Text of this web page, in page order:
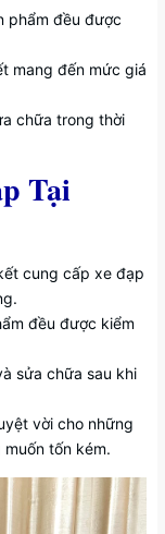
phẩm đều được
mang đến mức giá
chữa trong thời
Tại
cung cấp xe đạp
đều được kiểm
sửa chữa sau khi
vời cho những
tốn kém.